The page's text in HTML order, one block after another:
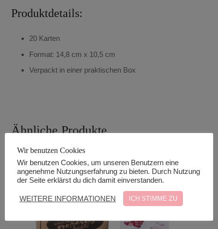
Produktdetails:
20 Karten
Format: 14,8 cm x 10,5 cm
Verpackt in einer praktischen Box
Ähnliche Produkte
Wir benutzen Cookies
Wir benutzen Cookies, um unseren Benutzern eine
angenehme Nutzungserfahrung zu bieten. Durch Nutzung
der Seite erklärst du dich damit einverstanden.
WEITERE INFORMATIONEN ICH STIMME ZU